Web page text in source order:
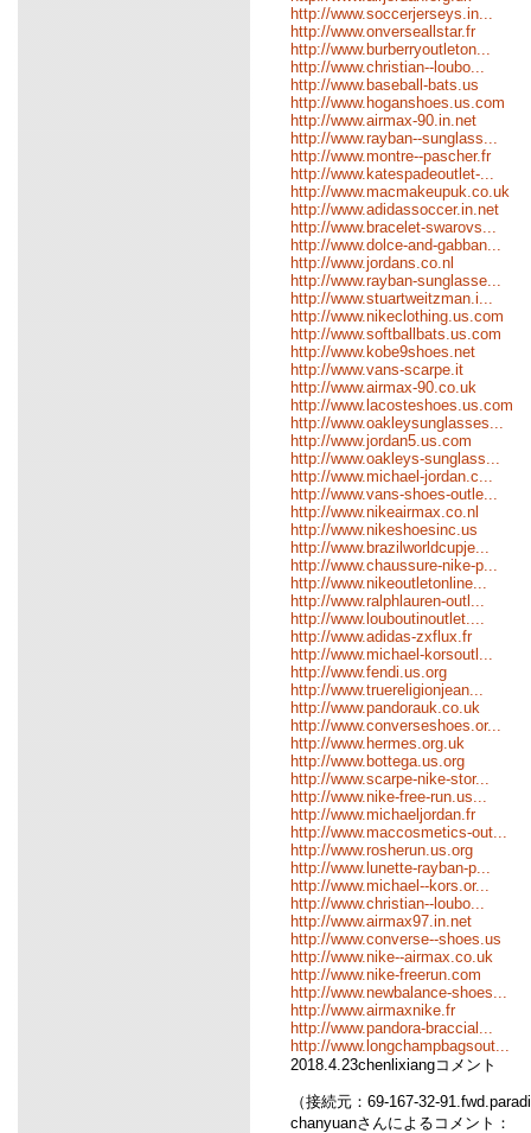
http://www.soccerjerseys.in...
http://www.onverseallstar.fr
http://www.burberryoutleton...
http://www.christian--loubo...
http://www.baseball-bats.us
http://www.hoganshoes.us.com
http://www.airmax-90.in.net
http://www.rayban--sunglass...
http://www.montre--pascher.fr
http://www.katespadeoutlet-...
http://www.macmakeupuk.co.uk
http://www.adidassoccer.in.net
http://www.bracelet-swarovs...
http://www.dolce-and-gabban...
http://www.jordans.co.nl
http://www.rayban-sunglasse...
http://www.stuartweitzman.i...
http://www.nikeclothing.us.com
http://www.softballbats.us.com
http://www.kobe9shoes.net
http://www.vans-scarpe.it
http://www.airmax-90.co.uk
http://www.lacosteshoes.us.com
http://www.oakleysunglasses...
http://www.jordan5.us.com
http://www.oakleys-sunglass...
http://www.michael-jordan.c...
http://www.vans-shoes-outle...
http://www.nikeairmax.co.nl
http://www.nikeshoesinc.us
http://www.brazilworldcupje...
http://www.chaussure-nike-p...
http://www.nikeoutletonline...
http://www.ralphlauren-outl...
http://www.louboutinoutlet....
http://www.adidas-zxflux.fr
http://www.michael-korsoutl...
http://www.fendi.us.org
http://www.truereligionjean...
http://www.pandorauk.co.uk
http://www.converseshoes.or...
http://www.hermes.org.uk
http://www.bottega.us.org
http://www.scarpe-nike-stor...
http://www.nike-free-run.us...
http://www.michaeljordan.fr
http://www.maccosmetics-out...
http://www.rosherun.us.org
http://www.lunette-rayban-p...
http://www.michael--kors.or...
http://www.christian--loubo...
http://www.airmax97.in.net
http://www.converse--shoes.us
http://www.nike--airmax.co.uk
http://www.nike-freerun.com
http://www.newbalance-shoes...
http://www.airmaxnike.fr
http://www.pandora-braccial...
http://www.longchampbagsout...
2018.4.23chenlixiangコメント
（接続元：69-167-32-
chanyuanさんによるコメント：